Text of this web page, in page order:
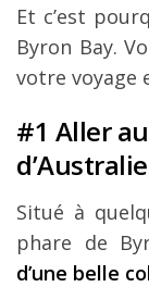
Et c’est
Byron Bay.
votre voyage
#1 Aller
Situé à
phare de
d’une belle